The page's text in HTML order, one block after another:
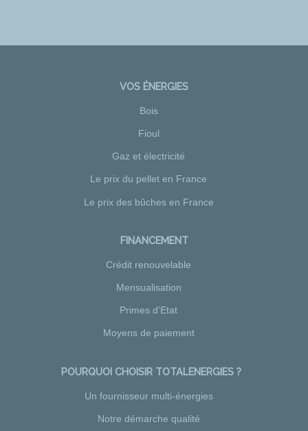
VOS ÉNERGIES
Bois
Fioul
Gaz et électricité
Le prix du pellet en France
Le prix des bûches en France
FINANCEMENT
Crédit renouvelable
Mensualisation
Primes d'Etat
Moyens de paiement
POURQUOI CHOISIR TOTALENERGIES ?
Un fournisseur multi-énergies
Notre démarche qualité